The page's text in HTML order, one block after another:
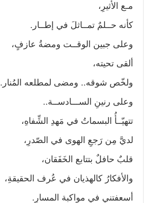
مـع الأثيرِ،
كأنه حــلمٌ تمــاثلَ في إطــار.
وعلى جبين الوقــت ومضةُ عازفٍ،
ألقى تحيته،
ولخّص شوقه.. ومضى لمطلعه المُنار.
وعلى رنينِ الســـادســة..
تتهيّــأُ البسماتُ في مَهدِ الشِّفاهِ،
لديَّ مِن رَجعِ الهوى في الصّدرِ،
قلبٌ حافلٌ بتتابع الخَفَقان،
والأفكارُ كالهذيان في عُرف الحقيقةِ،
أسعفتني في مواكبة المسارِ.